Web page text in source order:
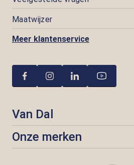
Maatwijzer
Meer klantenservice
Van Dal
Onze merken